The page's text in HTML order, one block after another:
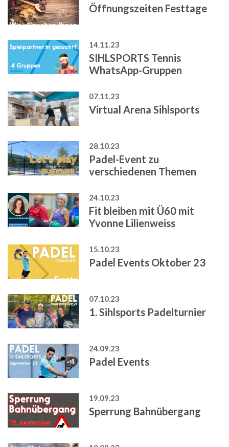
Öffnungszeiten Festtage
14.11.23
SIHLSPORTS Tennis
WhatsApp-Gruppen
07.11.23
Virtual Arena Sihlsports
28.10.23
Padel-Event zu
verschiedenen Themen
24.10.23
Fit bleiben mit Ü60 mit
Yvonne Lilienweiss
15.10.23
Padel Events Oktober 23
07.10.23
1. Sihlsports Padelturnier
24.09.23
Padel Events
19.09.23
Sperrung Bahnübergang